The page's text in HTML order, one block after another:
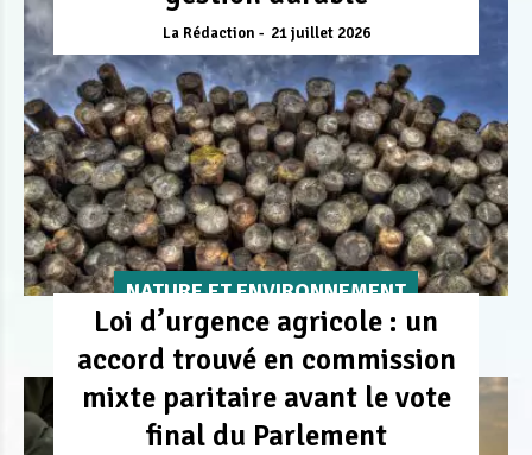
La Rédaction 21 juillet 2026
NATURE ET ENVIRONNEMENT
Loi d’urgence agricole : un
accord trouvé en commission
mixte paritaire avant le vote
final du Parlement